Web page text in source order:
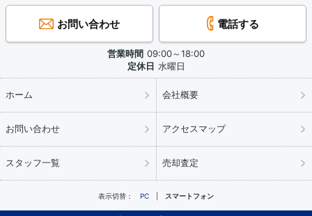
お問い合わせ 電話する
営業時間 09:00～18:00
定休日 水曜日
ホーム 会社概要
お問い合わせ アクセスマップ
スタッフ一覧 売却査定
表示切替： PC スマートフォン